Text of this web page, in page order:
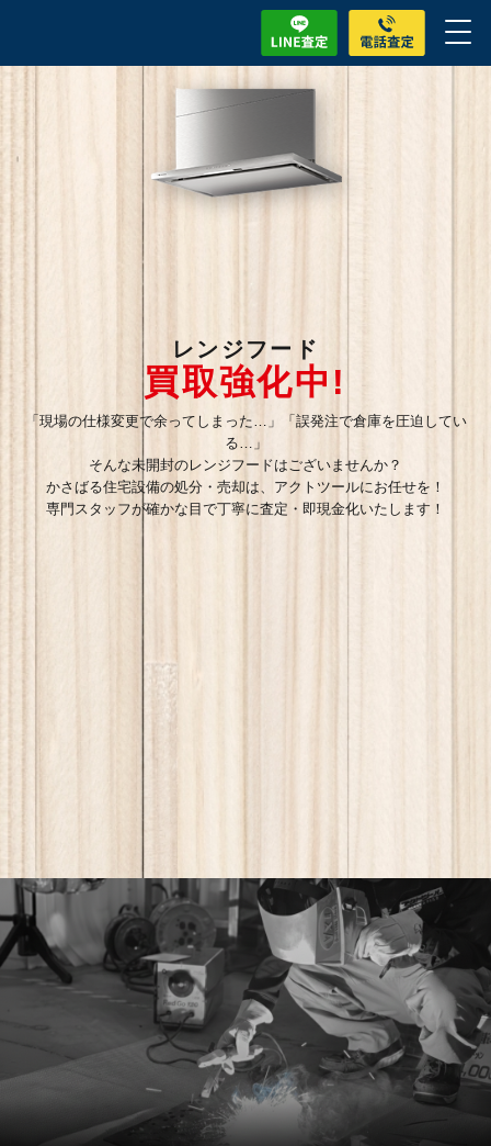
レンジフード
買取強化中!
「現場の仕様変更で余ってしまった…」「誤発注で倉庫を圧迫してい
る…」
そんな未開封のレンジフードはございませんか？
かさばる住宅設備の処分・売却は、アクトツールにお任せを！
専門スタッフが確かな目で丁寧に査定・即現金化いたします！